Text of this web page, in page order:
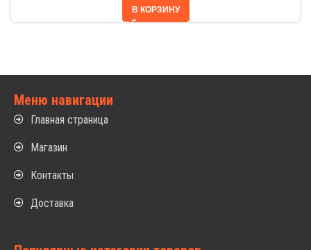
В КОРЗИНУ
Меню навигации
Главная страница
Магазин
Контакты
Доставка